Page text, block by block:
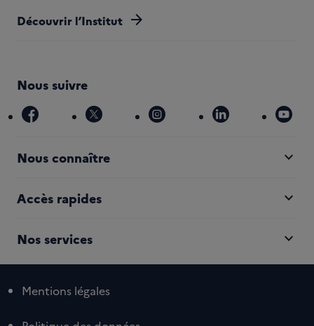
Découvrir l’Institut arrow_forward
Nous suivre
facebook x instagram linkedin
Nous connaître expand_more
Accès rapides expand_more
Nos services expand_more
Mentions légales